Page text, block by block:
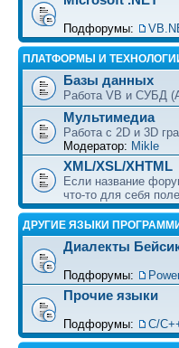
Подфорумы:
ПЛАТФОРМЫ И
Базы данных
Работа VB и СУБД
Мультимедиа
Работа с 2D и 3D
Модератор: Mikle
XML/XSL/XHTML
Если название
что-то для себя
ДРУГИЕ ЯЗЫКИ
Диалекты
Подфорумы:
Прочие языки
Подфорумы: С/